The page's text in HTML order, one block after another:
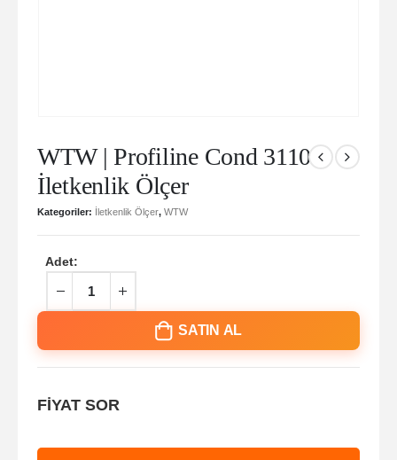
WTW | Profiline Cond 3110
İletkenlik Ölçer
Kategoriler: İletkenlik Ölçer, WTW
Adet:
SATIN AL
FİYAT SOR